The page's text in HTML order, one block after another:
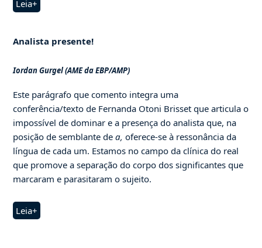
Leia+
Analista presente!
Iordan Gurgel (AME da EBP/AMP)
Este parágrafo que comento integra uma
conferência/texto de Fernanda Otoni Brisset que articula o
impossível de dominar e a presença do analista que, na
posição de semblante dea,oferece-se à ressonância da
língua de cada um. Estamos no campo da clínica do real
que promove a separação do corpo dos significantes que
marcaram e parasitaram o sujeito.
Leia+